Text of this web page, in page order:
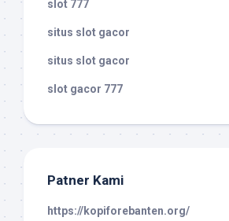
slot 777
situs slot gacor
situs slot gacor
slot gacor 777
Patner Kami
https://kopiforebanten.org/